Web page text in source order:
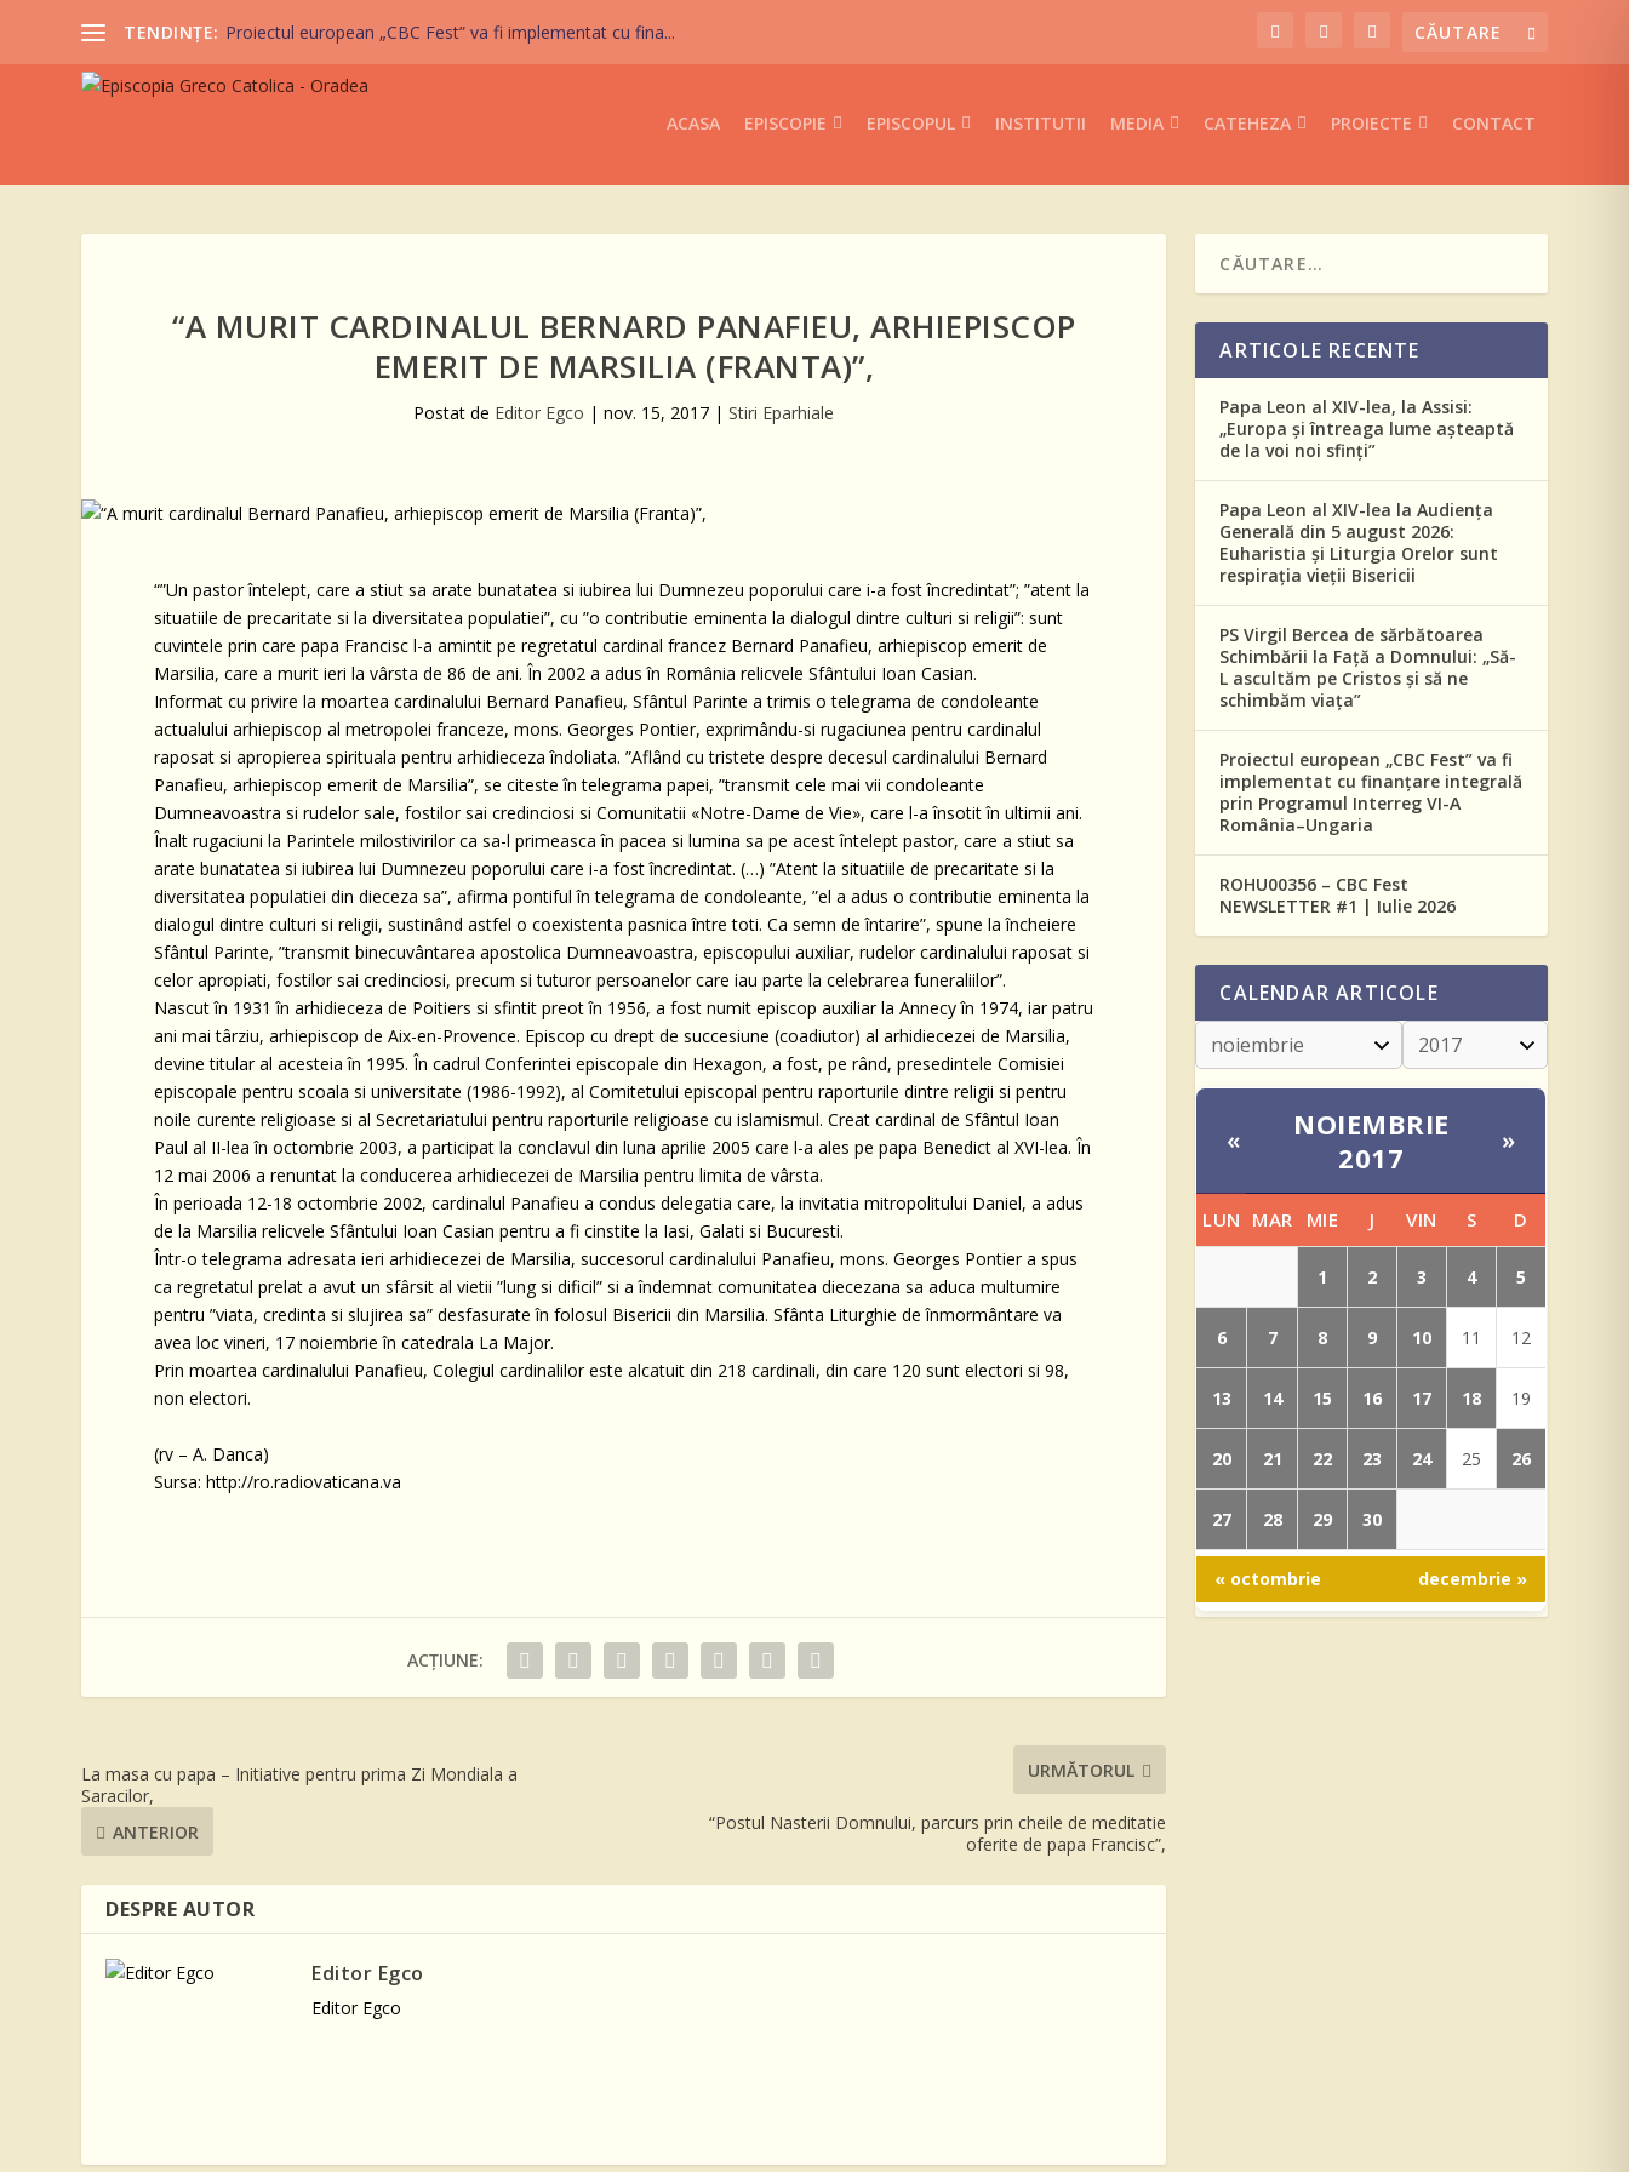
TENDINȚE: Proiectul european „CBC Fest” va fi implementat cu fina...
ACASA EPISCOPIE EPISCOPUL INSTITUTII MEDIA CATEHEZA PROIECTE CONTACT
“A MURIT CARDINALUL BERNARD PANAFIEU, ARHIEPISCOP
EMERIT DE MARSILIA (FRANTA)”,
Postat de Editor Egco |nov. 15, 2017 |Stiri Eparhiale
“”Un pastor întelept, care a stiut sa arate bunatatea si iubirea lui Dumnezeu poporului care i-a fost încredintat”; ”atent la
situatiile de precaritate si la diversitatea populatiei”, cu ”o contributie eminenta la dialogul dintre culturi si religii”: sunt
cuvintele prin care papa Francisc l-a amintit pe regretatul cardinal francez Bernard Panafieu, arhiepiscop emerit de
Marsilia, care a murit ieri la vârsta de 86 de ani. În 2002 a adus în România relicvele Sfântului Ioan Casian.
Informat cu privire la moartea cardinalului Bernard Panafieu, Sfântul Parinte a trimis o telegrama de condoleante
actualului arhiepiscop al metropolei franceze, mons. Georges Pontier, exprimându-si rugaciunea pentru cardinalul
raposat si apropierea spirituala pentru arhidieceza îndoliata. ”Aflând cu tristete despre decesul cardinalului Bernard
Panafieu, arhiepiscop emerit de Marsilia”, se citeste în telegrama papei, ”transmit cele mai vii condoleante
Dumneavoastra si rudelor sale, fostilor sai credinciosi si Comunitatii «Notre-Dame de Vie», care l-a însotit în ultimii ani.
Înalt rugaciuni la Parintele milostivirilor ca sa-l primeasca în pacea si lumina sa pe acest întelept pastor, care a stiut sa
arate bunatatea si iubirea lui Dumnezeu poporului care i-a fost încredintat. (…) ”Atent la situatiile de precaritate si la
diversitatea populatiei din dieceza sa”, afirma pontiful în telegrama de condoleante, ”el a adus o contributie eminenta la
dialogul dintre culturi si religii, sustinând astfel o coexistenta pasnica între toti. Ca semn de întarire”, spune la încheiere
Sfântul Parinte, ”transmit binecuvântarea apostolica Dumneavoastra, episcopului auxiliar, rudelor cardinalului raposat si
celor apropiati, fostilor sai credinciosi, precum si tuturor persoanelor care iau parte la celebrarea funeraliilor”.
Nascut în 1931 în arhidieceza de Poitiers si sfintit preot în 1956, a fost numit episcop auxiliar la Annecy în 1974, iar patru
ani mai târziu, arhiepiscop de Aix-en-Provence. Episcop cu drept de succesiune (coadiutor) al arhidiecezei de Marsilia,
devine titular al acesteia în 1995. În cadrul Conferintei episcopale din Hexagon, a fost, pe rând, presedintele Comisiei
episcopale pentru scoala si universitate (1986-1992), al Comitetului episcopal pentru raporturile dintre religii si pentru
noile curente religioase si al Secretariatului pentru raporturile religioase cu islamismul. Creat cardinal de Sfântul Ioan
Paul al II-lea în octombrie 2003, a participat la conclavul din luna aprilie 2005 care l-a ales pe papa Benedict al XVI-lea. În
12 mai 2006 a renuntat la conducerea arhidiecezei de Marsilia pentru limita de vârsta.
În perioada 12-18 octombrie 2002, cardinalul Panafieu a condus delegatia care, la invitatia mitropolitului Daniel, a adus
de la Marsilia relicvele Sfântului Ioan Casian pentru a fi cinstite la Iasi, Galati si Bucuresti.
Într-o telegrama adresata ieri arhidiecezei de Marsilia, succesorul cardinalului Panafieu, mons. Georges Pontier a spus
ca regretatul prelat a avut un sfârsit al vietii ”lung si dificil” si a îndemnat comunitatea diecezana sa aduca multumire
pentru ”viata, credinta si slujirea sa” desfasurate în folosul Bisericii din Marsilia. Sfânta Liturghie de înmormântare va
avea loc vineri, 17 noiembrie în catedrala La Major.
Prin moartea cardinalului Panafieu, Colegiul cardinalilor este alcatuit din 218 cardinali, din care 120 sunt electori si 98,
non electori.
(rv – A. Danca)
Sursa: http://ro.radiovaticana.va
ACȚIUNE:
La masa cu papa – Initiative pentru prima Zi Mondiala a
Saracilor,
ANTERIOR
URMĂTORUL
“Postul Nasterii Domnului, parcurs prin cheile de meditatie
oferite de papa Francisc”,
DESPRE AUTOR
Editor Egco
Editor Egco
ARTICOLE RECENTE
Papa Leon al XIV-lea, la Assisi:
„Europa și întreaga lume așteaptă
de la voi noi sfinți”
Papa Leon al XIV-lea la Audiența
Generală din 5 august 2026:
Euharistia și Liturgia Orelor sunt
respirația vieții Bisericii
PS Virgil Bercea de sărbătoarea
Schimbării la Față a Domnului: „Să-
L ascultăm pe Cristos și să ne
schimbăm viața”
Proiectul european „CBC Fest” va fi
implementat cu finanțare integrală
prin Programul Interreg VI-A
România–Ungaria
ROHU00356 – CBC Fest
NEWSLETTER #1 | Iulie 2026
CALENDAR ARTICOLE
«
NOIEMBRIE
2017
»
LUN MAR MIE J VIN S D
1 2 3 4 5
6 7 8 9 10 11 12
13 14 15 16 17 18 19
20 21 22 23 24 25 26
27 28 29 30
« octombrie decembrie »